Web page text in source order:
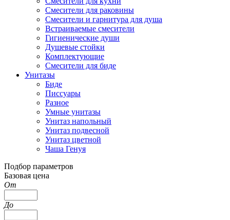
Смесители для раковины
Смесители и гарнитура для душа
Встраиваемые смесители
Гигиенические души
Душевые стойки
Комплектующие
Смесители для биде
Унитазы
Биде
Писсуары
Разное
Умные унитазы
Унитаз напольный
Унитаз подвесной
Унитаз цветной
Чаша Генуя
Подбор параметров
Базовая цена
От
До